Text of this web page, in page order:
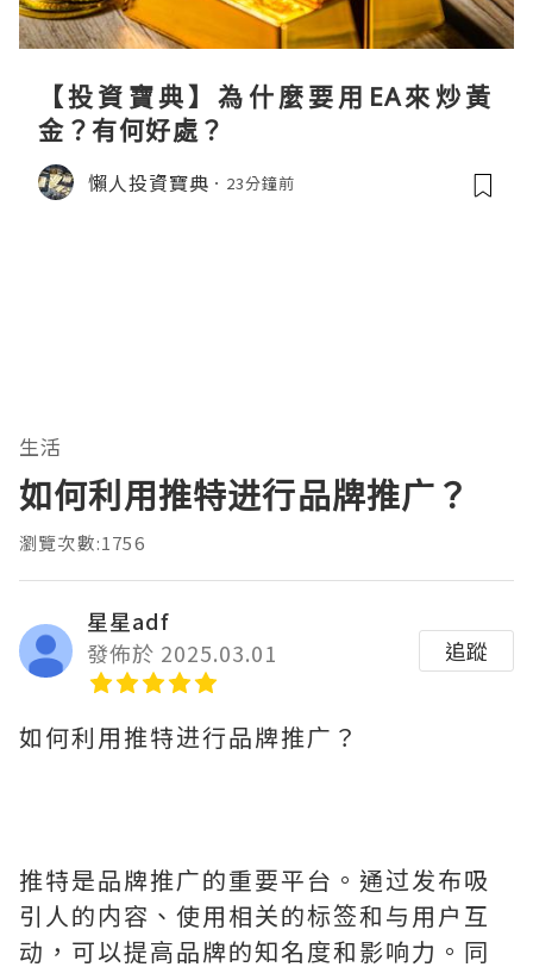
【投資寶典】為什麼要用EA來炒黃
金？有何好處？
懶人投資寶典 23分鐘前
生活
如何利用推特进行品牌推广？
瀏覽次數:1756
星星adf
發佈於 2025.03.01
追蹤
如何利用推特进行品牌推广？
推特是品牌推广的重要平台。通过发布吸
引人的内容、使用相关的标签和与用户互
动，可以提高品牌的知名度和影响力。同